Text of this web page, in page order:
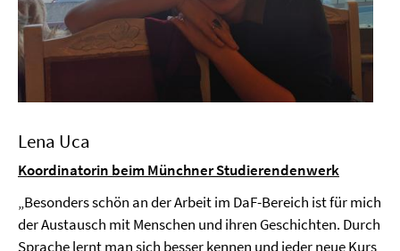
Lena Uca
Koordinatorin beim Münchner Studierendenwerk
„Besonders schön an der Arbeit im DaF-Bereich ist für mich
der Austausch mit Menschen und ihren Geschichten. Durch
Sprache lernt man sich besser kennen und jeder neue Kurs